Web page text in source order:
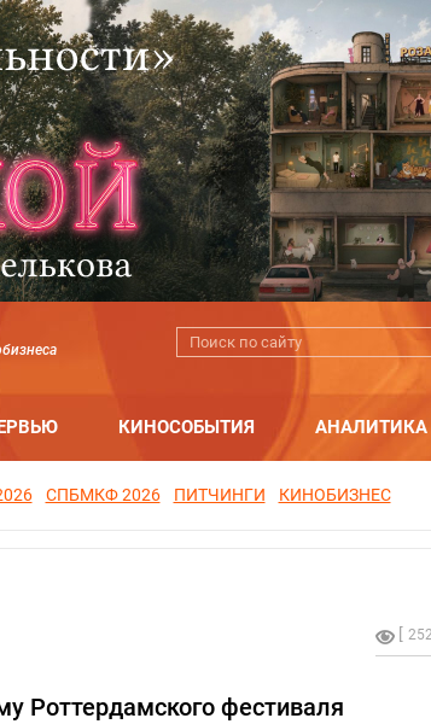
КИНОСОБЫТИЯ АНАЛИТИКА
СПБМКФ 2026 ПИТЧИНГИ КИНОБИЗНЕС
Роттердамского фестиваля